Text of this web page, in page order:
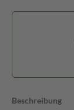
Beschreibung